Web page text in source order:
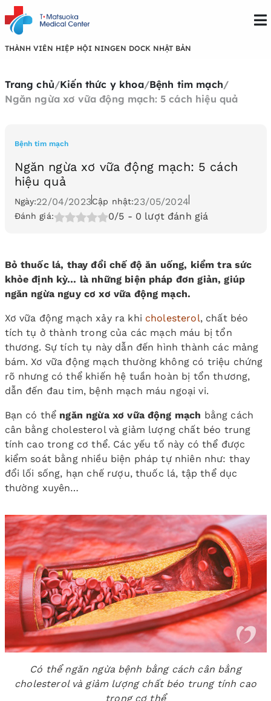
THÀNH VIÊN HIỆP HỘI NINGEN DOCK NHẬT BẢN
Trang chủ/Kiến thức y khoa/Bệnh tim mạch/
Ngăn ngừa xơ vữa động mạch: 5 cách hiệu quả
Bệnh tim mạch
Ngăn ngừa xơ vữa động mạch: 5 cách
hiệu quả
Ngày:22/04/2023Cập nhật:23/05/2024
Đánh giá: 0/5 - 0 lượt đánh giá
Bỏ thuốc lá, thay đổi chế độ ăn uống, kiểm tra sức
khỏe định kỳ… là những biện pháp đơn giản, giúp
ngăn ngừa nguy cơ xơ vữa động mạch.
Xơ vữa động mạch xảy ra khi cholesterol, chất béo
tích tụ ở thành trong của các mạch máu bị tổn
thương. Sự tích tụ này dẫn đến hình thành các mảng
bám. Xơ vữa động mạch thường không có triệu chứng
rõ nhưng có thể khiến hệ tuần hoàn bị tổn thương,
dẫn đến đau tim, bệnh mạch máu ngoại vi.
Bạn có thể ngăn ngừa xơ vữa động mạch bằng cách
cân bằng cholesterol và giảm lượng chất béo trung
tính cao trong cơ thể. Các yếu tố này có thể được
kiểm soát bằng nhiều biện pháp tự nhiên như: thay
đổi lối sống, hạn chế rượu, thuốc lá, tập thể dục
thường xuyên…
Có thể ngăn ngừa bệnh bằng cách cân bằng
cholesterol và giảm lượng chất béo trung tính cao
trong cơ thể